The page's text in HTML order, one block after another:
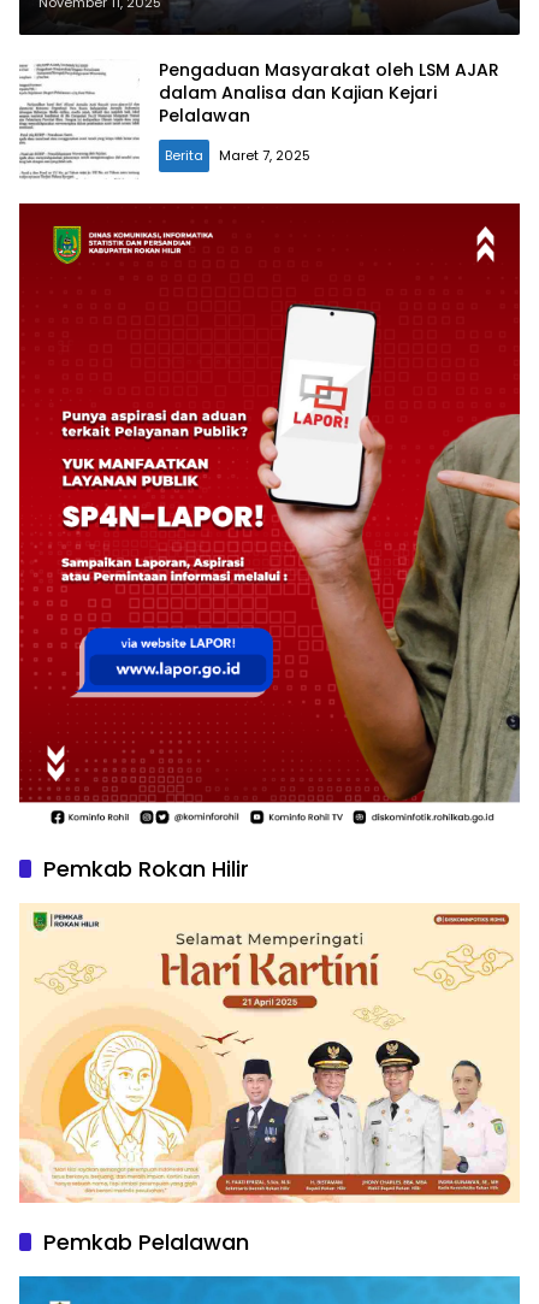
Tetap Berjalan
Pengaduan Masyarakat oleh LSM AJAR
dalam Analisa dan Kajian Kejari
Pelalawan
Berita Maret 7, 2025
Pemkab Rokan Hilir
Pemkab Pelalawan